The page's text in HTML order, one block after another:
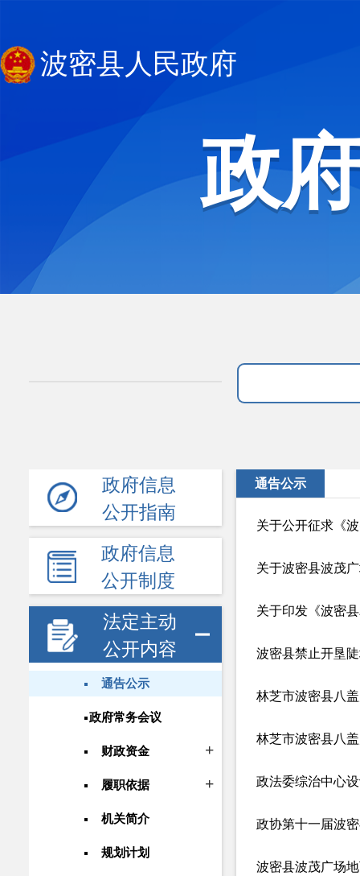
波密县人民政府
政
政府信息
公开指南
政府信息
公开制度
法定主动
公开内容
通告公示
政府常务会议
财政资金
履职依据
机关简介
规划计划
通告公示
关于公开征求《
关于印发《波密
波密县禁止开垦
政法委综治中心
政协第十一届波
波密县波茂广场